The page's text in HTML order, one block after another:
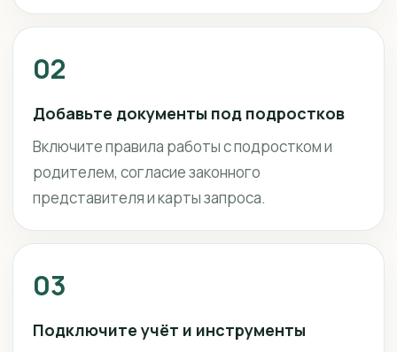
02
Добавьте документы под подростков
Включите правила работы с подростком и
родителем, согласие законного
представителя и карты запроса.
03
Подключите учёт и инструменты